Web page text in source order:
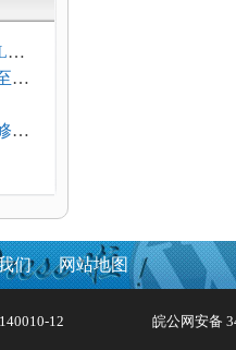
添
们 网站地图
12 皖公网安备